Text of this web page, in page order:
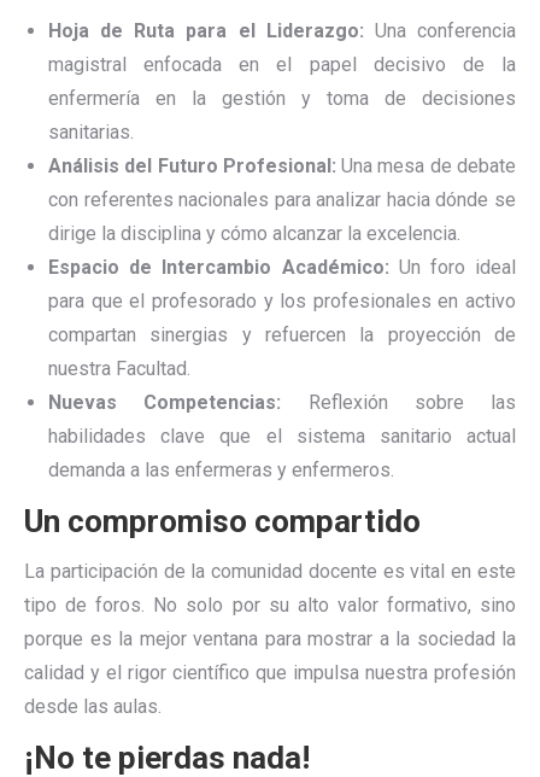
Hoja de Ruta para el Liderazgo: Una conferencia
magistral enfocada en el papel decisivo de la
enfermería en la gestión y toma de decisiones
sanitarias.
Análisis del Futuro Profesional: Una mesa de debate
con referentes nacionales para analizar hacia dónde se
dirige la disciplina y cómo alcanzar la excelencia.
Espacio de Intercambio Académico: Un foro ideal
para que el profesorado y los profesionales en activo
compartan sinergias y refuercen la proyección de
nuestra Facultad.
Nuevas Competencias: Reflexión sobre las
habilidades clave que el sistema sanitario actual
demanda a las enfermeras y enfermeros.
Un compromiso compartido
La participación de la comunidad docente es vital en este
tipo de foros. No solo por su alto valor formativo, sino
porque es la mejor ventana para mostrar a la sociedad la
calidad y el rigor científico que impulsa nuestra profesión
desde las aulas.
¡No te pierdas nada!